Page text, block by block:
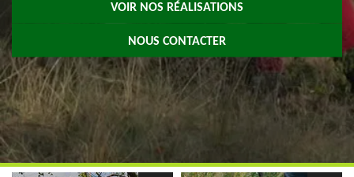
VOIR NOS RÉALISATIONS
NOUS CONTACTER